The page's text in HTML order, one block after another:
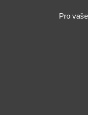
Pro